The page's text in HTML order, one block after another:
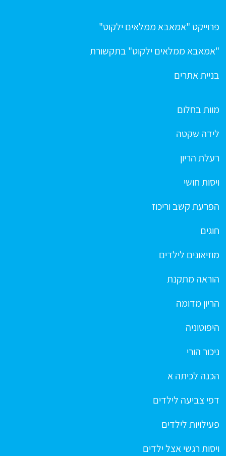
פרוייקט "אמאבא ממלאים ילקוט"
"אמאבא ממלאים ילקוט" בתקשורת
בניית אתרים
מוות בחלום
לידה שקטה
רעלת הריון
ויסות חושי
הפרעת קשב וריכוז
חוגים
מוזיאונים לילדים
הוראה מתקנת
הריון מדומה
היפוטוניה
ניכור הורי
הכנה לכיתה א
דפי צביעה לילדים
פעילויות לילדים
ויסות רגשי אצל ילדים